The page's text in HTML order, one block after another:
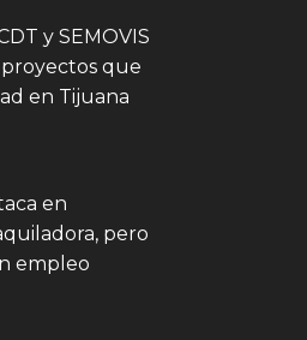
y SEMOVIS
que
en Tijuana
en
pero
empleo